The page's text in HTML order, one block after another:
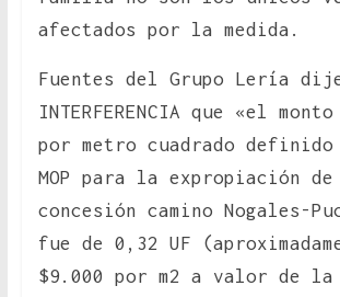
afectados por la medida.
Fuentes del Grupo Lería
INTERFERENCIA que «el
por metro cuadrado
MOP para la expropiación
concesión camino Nogales-
fue de 0,32 UF
$9.000 por m2 a valor de la